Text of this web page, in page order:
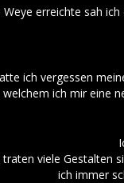
Weye erreichte sah
ich vergessen
ich mir eine
viele Gestalten
ich immer